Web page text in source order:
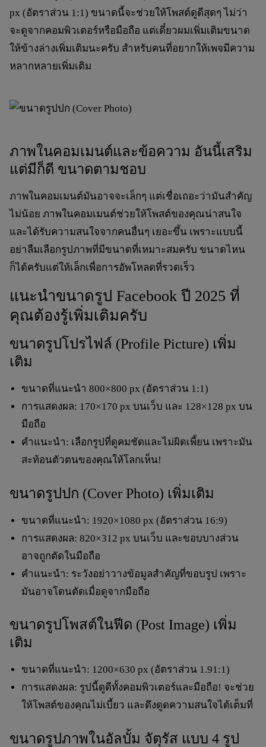
px (อัตราส่วน 1:1) ขนาดนี้จะช่วยให้โพสต์ดูดีสุดๆ ไม่ว่า
จะดูจากคอมพิวเตอร์หรือมือถือ แต่เดี๋ยวผมเพิ่มเติมขนาด
ให้ข้างล่างเพิ่มเติมนะครับ สำหรับคนที่อยากให้เพจมีความ
หลากหลายเพิ่มเติม
ภาพในคอมเมนต์และข้อความ อันนี้เสริม
แต่มีก็ดี ขนาดตามชอบ
ภาพในคอมเมนต์มันอาจจะเล็กๆ แต่เชื่อเถอะว่ามันสำคัญ
ไม่น้อย ภาพในคอมเมนต์ช่วยให้โพสต์ของคุณน่าสนใจ
และได้รับความสนใจจากคนอื่นๆ เยอะขึ้น เพราะแบบนี้
อย่าลืมเลือกรูปภาพที่มีขนาดที่เหมาะสมครับ ขนาดไหน
ก็ได้ครับแต่ให้เล็กเพื่อการอัพโหลดที่รวดเร็ว
แนะนำขนาดรูป Facebook ปี 2025 ที่
คุณต้องรู้เพิ่มเติมครับ
ขนาดรูปโปรไฟล์ (Profile Picture) เพิ่ม
เติม
ขนาดที่แนะนำ800×800 px (อัตราส่วน 1:1)
การแสดงผล: 170×170 px บนเว็บ และ 128×128 px บน
มือถือ
คำแนะนำ: เลือกรูปที่ดูคมชัดและไม่ผิดเพี้ยน เพราะมัน
สะท้อนตัวตนของคุณให้โลกเห็น!
ขนาดรูปปก (Cover Photo) เพิ่มเติม
ขนาดที่แนะนำ: 1920×1080 px (อัตราส่วน 16:9)
การแสดงผล:820×312 px บนเว็บ และขอบบางส่วน
อาจถูกตัดในมือถือ
คำแนะนำ: ระวังอย่าวางข้อมูลสำคัญที่ขอบรูป เพราะ
มันอาจโดนตัดเมื่อดูจากมือถือ
ขนาดรูปโพสต์ในฟีด (Post Image) เพิ่ม
เติม
ขนาดที่แนะนำ: 1200×630 px (อัตราส่วน 1.91:1)
การแสดงผล: รูปนี้ดูดีทั้งคอมพิวเตอร์และมือถือ! จะช่วย
ให้โพสต์ของคุณไม่เบี้ยว และดึงดูดความสนใจได้เต็มที่
ขนาดรูปภาพในอัลบั้ม จัตุรัส แบบ 4 รูป